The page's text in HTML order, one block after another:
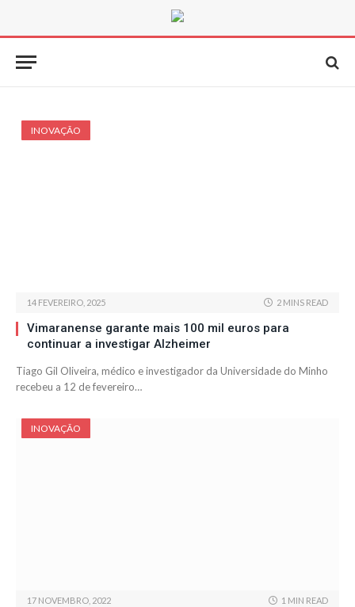
INOVAÇÃO
14 FEVEREIRO, 2025 2 MINS READ
Vimaranense garante mais 100 mil euros para
continuar a investigar Alzheimer
Tiago Gil Oliveira, médico e investigador da Universidade do Minho
recebeu a 12 de fevereiro…
INOVAÇÃO
17 NOVEMBRO, 2022 1 MIN READ